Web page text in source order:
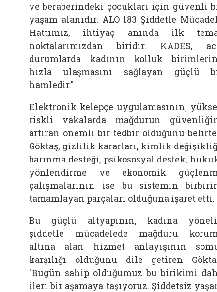
ve beraberindeki çocukları için güvenli
yaşam alanıdır. ALO 183 Şiddetle
Hattımız, ihtiyaç anında ilk
noktalarımızdan biridir. KADES,
durumlarda kadının kolluk
hızla ulaşmasını sağlayan güçlü
hamledir."
Elektronik kelepçe uygulamasının,
riskli vakalarda mağdurun
artıran önemli bir tedbir olduğunu
Göktaş, gizlilik kararları, kimlik
barınma desteği, psikososyal destek,
yönlendirme ve ekonomik
çalışmalarının ise bu sistemin
tamamlayan parçaları olduğuna işaret etti.
Bu güçlü altyapının, kadına
şiddetle mücadelede mağduru
altına alan hizmet anlayışının
karşılığı olduğunu dile getiren
"Bugün sahip olduğumuz bu birikimi
ileri bir aşamaya taşıyoruz. Şiddetsiz